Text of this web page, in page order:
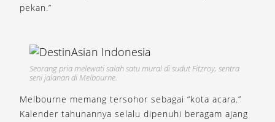
pekan.”
Seorang pria melewati salah satu mural di sudut Fitzroy, sentra
seni jalanan di Melbourne.
Melbourne memang tersohor sebagai “kota acara.”
Kalender tahunannya selalu dipenuhi beragam ajang